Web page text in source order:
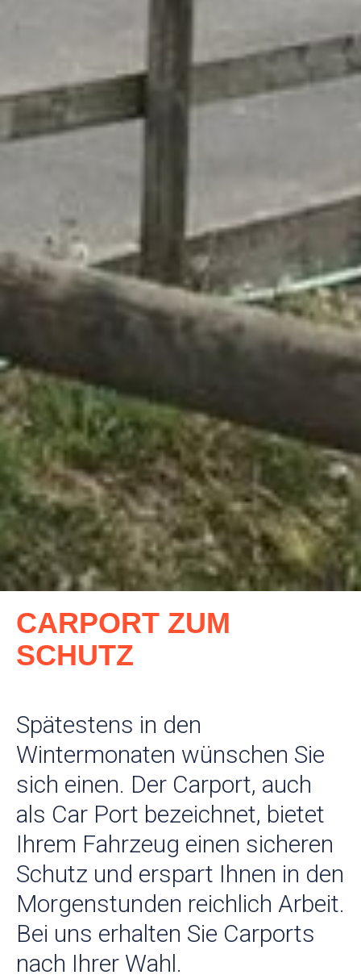
CARPORT ZUM
SCHUTZ
Spätestens in den
Wintermonaten wünschen Sie
sich einen. Der Carport, auch
als Car Port bezeichnet, bietet
Ihrem Fahrzeug einen sicheren
Schutz und erspart Ihnen in den
Morgenstunden reichlich Arbeit.
Bei uns erhalten Sie Carports
nach Ihrer Wahl.